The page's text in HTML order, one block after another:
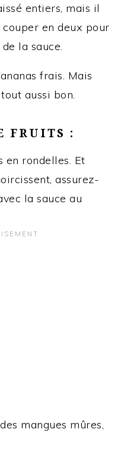
entiers, mais il
en deux pour
la sauce.
frais. Mais
aussi bon.
FRUITS :
en rondelles. Et
assurez-
la sauce au
mangues mûres,